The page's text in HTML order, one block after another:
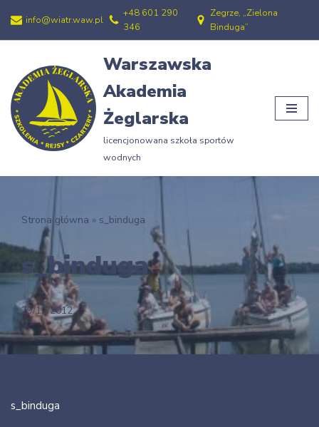
Przejdź
treści
info@wiatr.waw.pl
+48 601 290
346
Zegrze, „Zielona
Binduga”
Warszawska
Akademia
Żeglarska
licencjonowana szkoła sportów
wodnych
Strona główna » s_binduga
s_binduga
29/12/2012
s_binduga